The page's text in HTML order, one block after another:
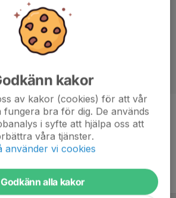
-
10 år
kakor
av kakor (cookies) för att vår
fungera bra för dig. De används
i syfte att hjälpa oss att
våra tjänster.
använder vi cookies
Godkänn alla kakor